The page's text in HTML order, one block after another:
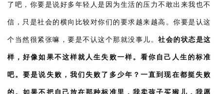
了吧，你要是说好多年轻人是因为生活的压力不敢出来我也不
信，只是社会的横向比较对你们的要求越来越高。 你要是认这
个当然很紧张嘛，要是不认这个那就没事儿。 社会的状态是这
样，好像如果不这样就人生失败一样。看你自己人生的标准
吧。要是说失败，我们失败了多少年？一直到现在都挺失败
的。如果不把自己放在那种标准里，我卖孩子买猴儿，我愿